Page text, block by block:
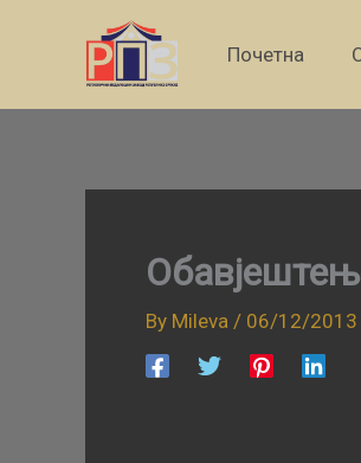
Почетна
By Mileva / 06/12/2013